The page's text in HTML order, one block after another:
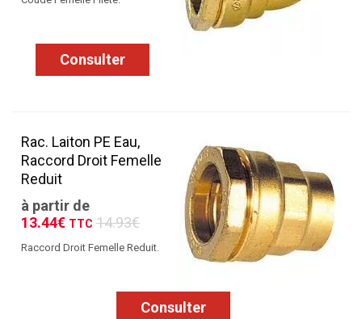
Consulter
Rac. Laiton PE Eau,
Raccord Droit Femelle
Reduit
à partir de
13.44€ TTC 14.93€
Raccord Droit Femelle Reduit.
Consulter